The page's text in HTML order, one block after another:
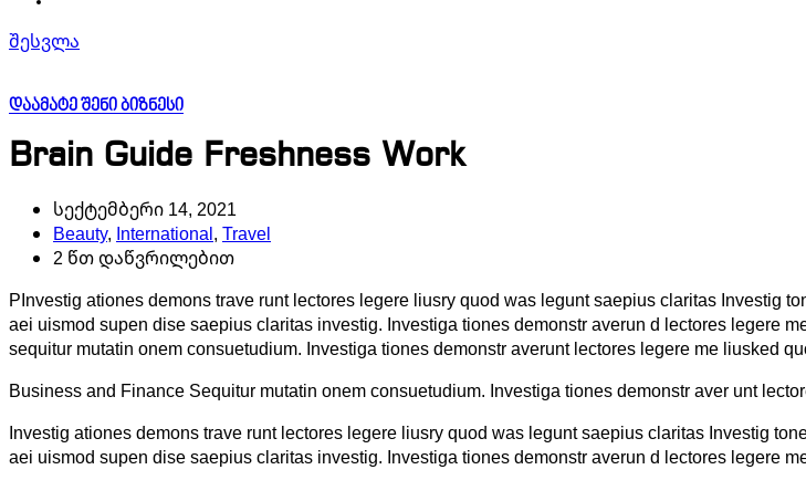
შესვლა
დაამატე შენი ბიზნესი
Brain Guide Freshness Work
სექტემბერი 14, 2021
Beauty, International, Travel
2 წთ დაწვრილებით
PInvestig ationes demons trave runt lectores legere liusry quod was legunt saepius claritas Investig
aei uismod supen dise saepius claritas investig. Investiga tiones demonstr averun d lectores legere
sequitur mutatin onem consuetudium. Investiga tiones demonstr averunt lectores legere me liusked
Business and Finance Sequitur mutatin onem consuetudium. Investiga tiones demonstr aver unt
Investig ationes demons trave runt lectores legere liusry quod was legunt saepius claritas Investig
aei uismod supen dise saepius claritas investig. Investiga tiones demonstr averun d lectores legere